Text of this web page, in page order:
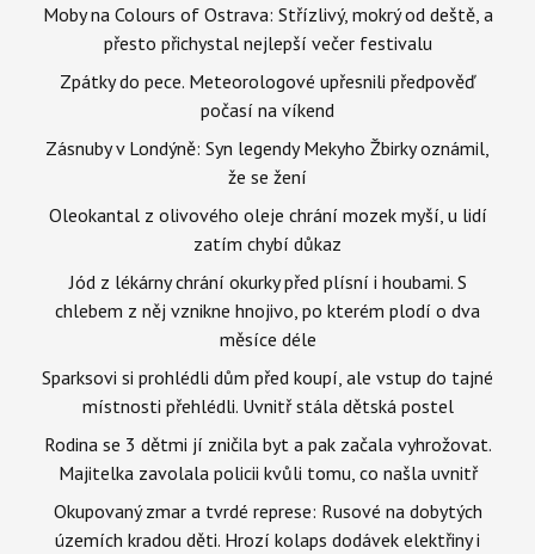
Moby na Colours of Ostrava: Střízlivý, mokrý od deště, a
přesto přichystal nejlepší večer festivalu
Zpátky do pece. Meteorologové upřesnili předpověď
počasí na víkend
Zásnuby v Londýně: Syn legendy Mekyho Žbirky oznámil,
že se žení
Oleokantal z olivového oleje chrání mozek myší, u lidí
zatím chybí důkaz
Jód z lékárny chrání okurky před plísní i houbami. S
chlebem z něj vznikne hnojivo, po kterém plodí o dva
měsíce déle
Sparksovi si prohlédli dům před koupí, ale vstup do tajné
místnosti přehlédli. Uvnitř stála dětská postel
Rodina se 3 dětmi jí zničila byt a pak začala vyhrožovat.
Majitelka zavolala policii kvůli tomu, co našla uvnitř
Okupovaný zmar a tvrdé represe: Rusové na dobytých
územích kradou děti. Hrozí kolaps dodávek elektřiny i